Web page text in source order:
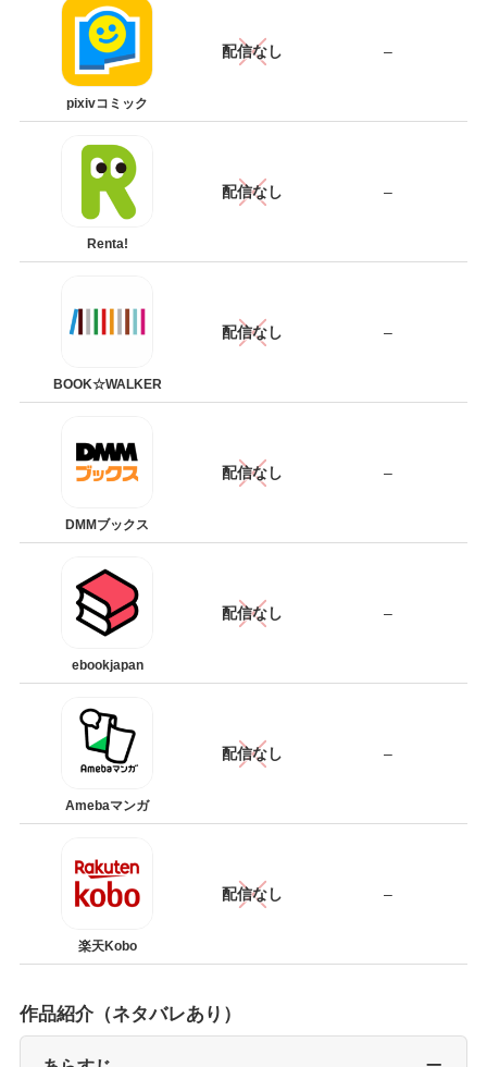
pixivコミック
配信なし –
Renta!
配信なし –
BOOK☆WALKER
配信なし –
DMMブックス
配信なし –
ebookjapan
配信なし –
Amebaマンガ
配信なし –
楽天Kobo
配信なし –
作品紹介（ネタバレあり）